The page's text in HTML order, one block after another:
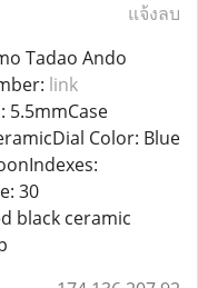
แจ้งลบ
Tadao Ando
link
5.5mmCase
Color: Blue
30
black ceramic